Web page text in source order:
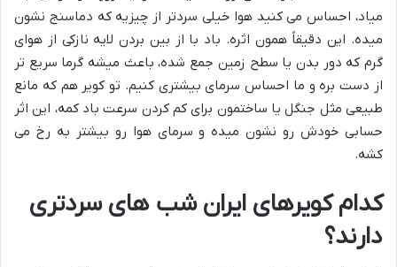
میاد، احساس می کنید هوا خیلی سردتر از چیزیه که دماسنج نشون
میده. این دقیقاً همون اثره. باد با از بین بردن لایه نازکی از هوای
گرم که دور بدن یا سطح زمین جمع شده، باعث میشه گرما سریع تر
از دست بره و ما احساس سرمای بیشتری کنیم. تو کویر هم که مانع
طبیعی مثل جنگل یا ساختمون برای کم کردن سرعت باد کمه، این اثر
حسابی خودش رو نشون میده و سرمای هوا رو بیشتر به رخ می
کشه.
کدام کویرهای ایران شب های سردتری
دارند؟